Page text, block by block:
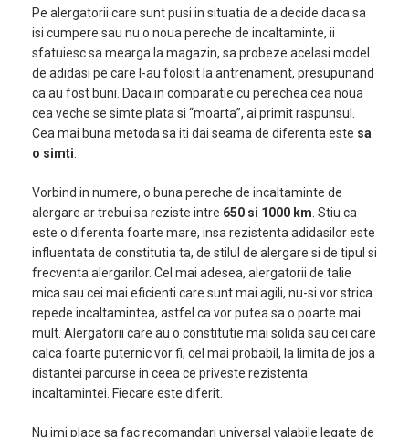
Pe alergatorii care sunt pusi in situatia de a decide daca sa
isi cumpere sau nu o noua pereche de incaltaminte, ii
sfatuiesc sa mearga la magazin, sa probeze acelasi model
de adidasi pe care l-au folosit la antrenament, presupunand
ca au fost buni. Daca in comparatie cu perechea cea noua
cea veche se simte plata si “moarta”, ai primit raspunsul.
Cea mai buna metoda sa iti dai seama de diferenta este sa
o simti
Vorbind in numere, o buna pereche de incaltaminte de
alergare ar trebui sa reziste intre 650 si 1000 km . Stiu ca
este o diferenta foarte mare, insa rezistenta adidasilor este
influentata de constitutia ta, de stilul de alergare si de tipul si
frecventa alergarilor. Cel mai adesea, alergatorii de talie
mica sau cei mai eficienti care sunt mai agili, nu-si vor strica
repede incaltamintea, astfel ca vor putea sa o poarte mai
mult. Alergatorii care au o constitutie mai solida sau cei care
calca foarte puternic vor fi, cel mai probabil, la limita de jos a
distantei parcurse in ceea ce priveste rezistenta
incaltamintei. Fiecare este diferit.
Nu imi place sa fac recomandari universal valabile legate de